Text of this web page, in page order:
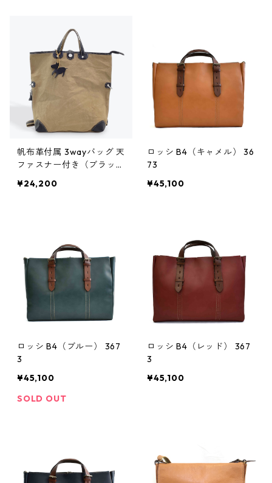
帆布革付属 3wayバッグ 天
ファスナー付き（ブラッ
¥24,200
ロッシ B4（キャメル） 36
73
¥45,100
ロッシ B4（ブルー） 367
3
¥45,100
SOLD OUT
ロッシ B4（レッド） 367
3
¥45,100